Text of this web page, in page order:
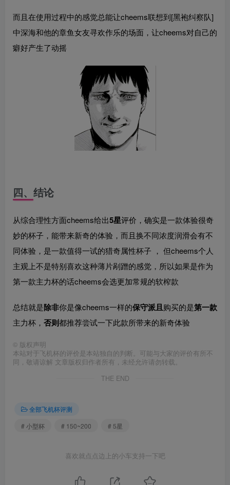
而且在使用过程中的感觉总能让cheems联想到[黑袍纠察队]
中深海和他的章鱼女友寻欢作乐的场面，让cheems对自己的
癖好产生了动摇
四、结论
从综合理性方面cheems给出5星评价，确实是一款体验很奇
妙的杯子，能带来新奇的体验，而且换不同浓度润滑会有不
同体验，是一款值得一试的猎奇属性杯子 ， 但cheems个人
主观上不是特别喜欢这种薄片剐蹭的感觉，所以如果是作为
第一款主力杯的话cheems会选更加常规的软榨款
总结就是除非你是像cheems一样的保守派且购买的是第一款
主力杯， 否则都推荐尝试一下此款所带来的新奇体验
© 版权声明
本站对于飞机杯的评价是本站独自的判断。可能与大家的评价有所不
同，敬请谅解 文章版权归作者所有，未经允许请勿转载。
THE END
全部飞机杯评测
# 小型杯
# 150~200 # 5星
喜欢就点点边上的小车支持一下吧